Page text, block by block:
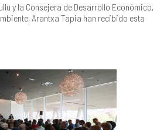
y la Consejera de Desarrollo Económico,
Arantxa Tapia han recibido esta